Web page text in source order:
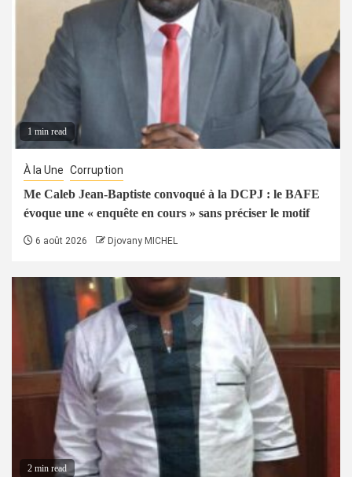
1 min read
À la Une Corruption
Me Caleb Jean-Baptiste convoqué à la DCPJ : le BAFE
évoque une « enquête en cours » sans préciser le motif
6 août 2026 Djovany MICHEL
2 min read